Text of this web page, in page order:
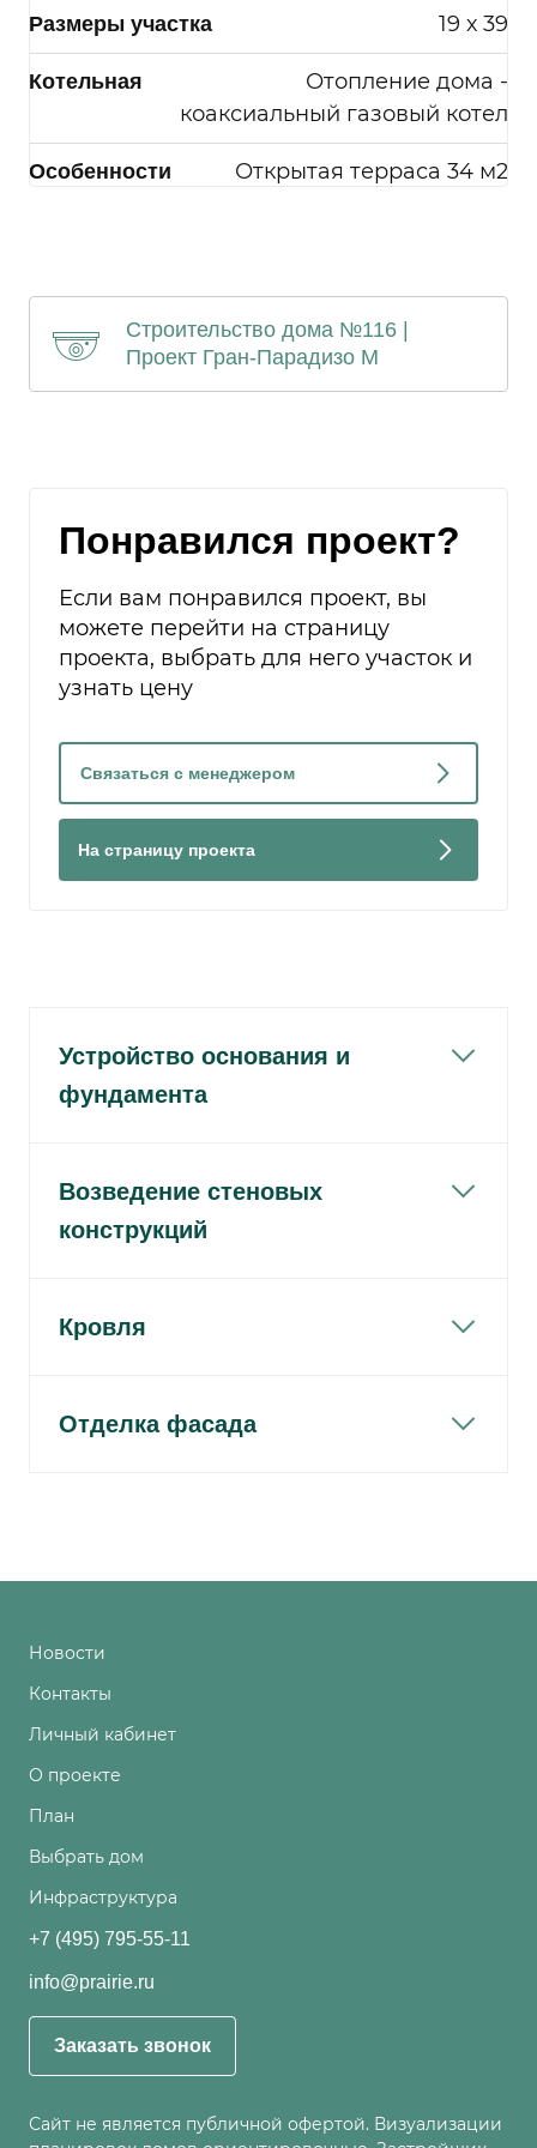
Размеры участка 19 х 39
Котельная
Отопление дома -
коаксиальный газовый котел
Особенности Открытая терраса 34 м2
Строительство дома №116 |
Проект Гран-Парадизо M
Понравился проект?
Если вам понравился проект, вы
можете перейти на страницу
проекта, выбрать для него участок и
узнать цену
Связаться с менеджером
На страницу проекта
Устройство основания и
фундамента
Возведение стеновых
конструкций
Кровля
Отделка фасада
информации установленных РФ.
Я согласен наобработку моих
Новости
Контакты
Личный кабинет
О проекте
План
Выбрать дом
Инфраструктура
+7 (495) 795-55-11
info@prairie.ru
Заказать звонок
Сайт не является публичной офертой. Визуализации